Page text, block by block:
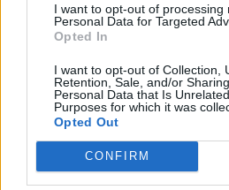
I want to opt-out of processing
Personal Data for Targeted
Opted In
I want to opt-out of Collection,
Retention, Sale, and/or
Personal Data that Is
Purposes for which it was
Opted Out
CONFIRM
Megcsinálták a magyar
izgalmak után lettek
Aranyérmet nyert a Guzi Blanka,
összeállítású magyar csapat az
Európa-bajnokság női